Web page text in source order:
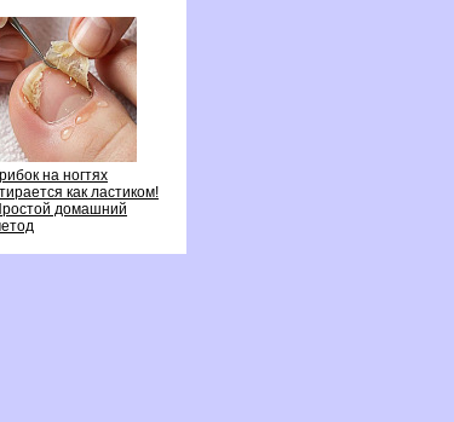
на ногтях
как ластиком!
домашний